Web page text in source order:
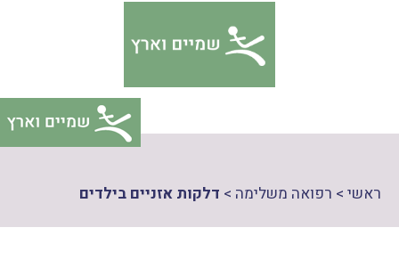
ראשי > רפואה משלימה > דלקות אזניים בילדים